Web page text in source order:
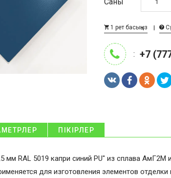
1 рет басыңыз
: +7
ПІКІРЛЕР
мм RAL 5019 капри синий PU" из сплава АмГ2М
для изготовления элементов